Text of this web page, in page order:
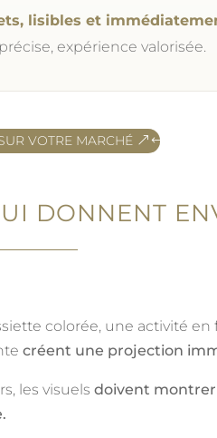
lisibles et
expérience valorisée.
VOTRE MARCHÉ
DONNENT
colorée, une activité
créent une projection
les visuels doivent montrer